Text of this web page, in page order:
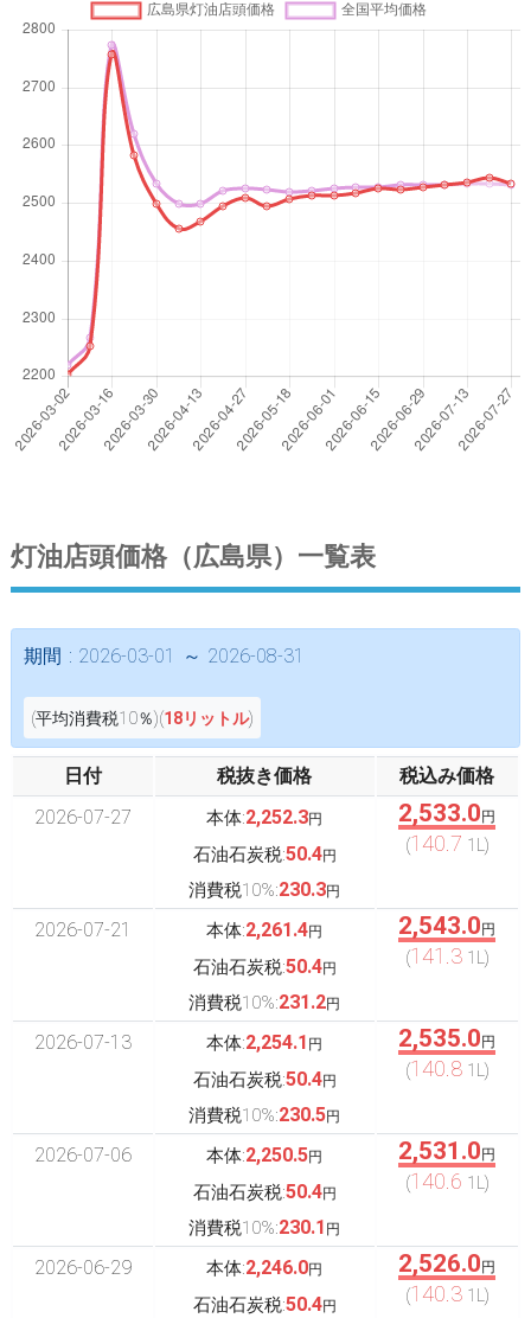
灯油店頭価格（広島県）一覧表
期間 : 2026-03-01 ～ 2026-08-31
(平均消費税10％)(18リットル)
日付 税抜き価格
税込み価格
2026-07-27
本体:2,252.3円
石油石炭税:50.4円
消費税10%:230.3円
2,533.0 円
(140.7 1L)
2026-07-21 本体:2,261.4円
石油石炭税:50.4円
消費税10%:231.2円
2,543.0 円
(141.31L)
2026-07-13 本体:2,254.1 円
石油石炭税:50.4円
消費税10%:230.5円
2,535.0 円
(140.81L)
2026-07-06 本体:2,250.5円
石油石炭税:50.4円
消費税10%:230.1 円
2,531.0 円
(140.6 1L)
2026-06-29 本体:2,246.0円
石油石炭税:50.4円
2,526.0 円
(140.31L)